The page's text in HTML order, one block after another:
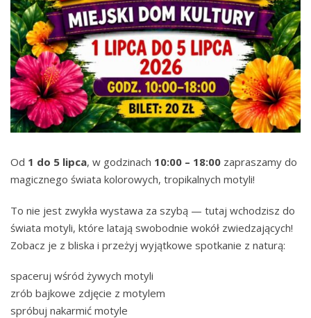
Od 1 do 5 lipca, w godzinach 10:00 – 18:00 zapraszamy do
magicznego świata kolorowych, tropikalnych motyli!
To nie jest zwykła wystawa za szybą — tutaj wchodzisz do
świata motyli, które latają swobodnie wokół zwiedzających!
Zobacz je z bliska i przeżyj wyjątkowe spotkanie z naturą:
spaceruj wśród żywych motyli
zrób bajkowe zdjęcie z motylem
spróbuj nakarmić motyle